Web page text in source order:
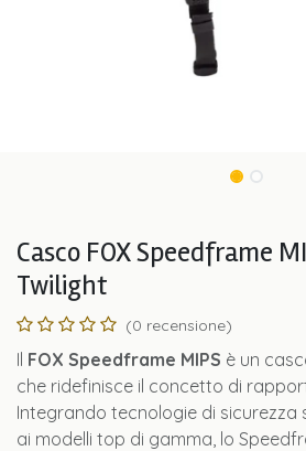
Casco FOX Speedframe
Twilight
(0 recensione)
Il FOX Speedframe MIPS è un
che ridefinisce il concetto di
Integrando tecnologie di
ai modelli top di gamma, lo